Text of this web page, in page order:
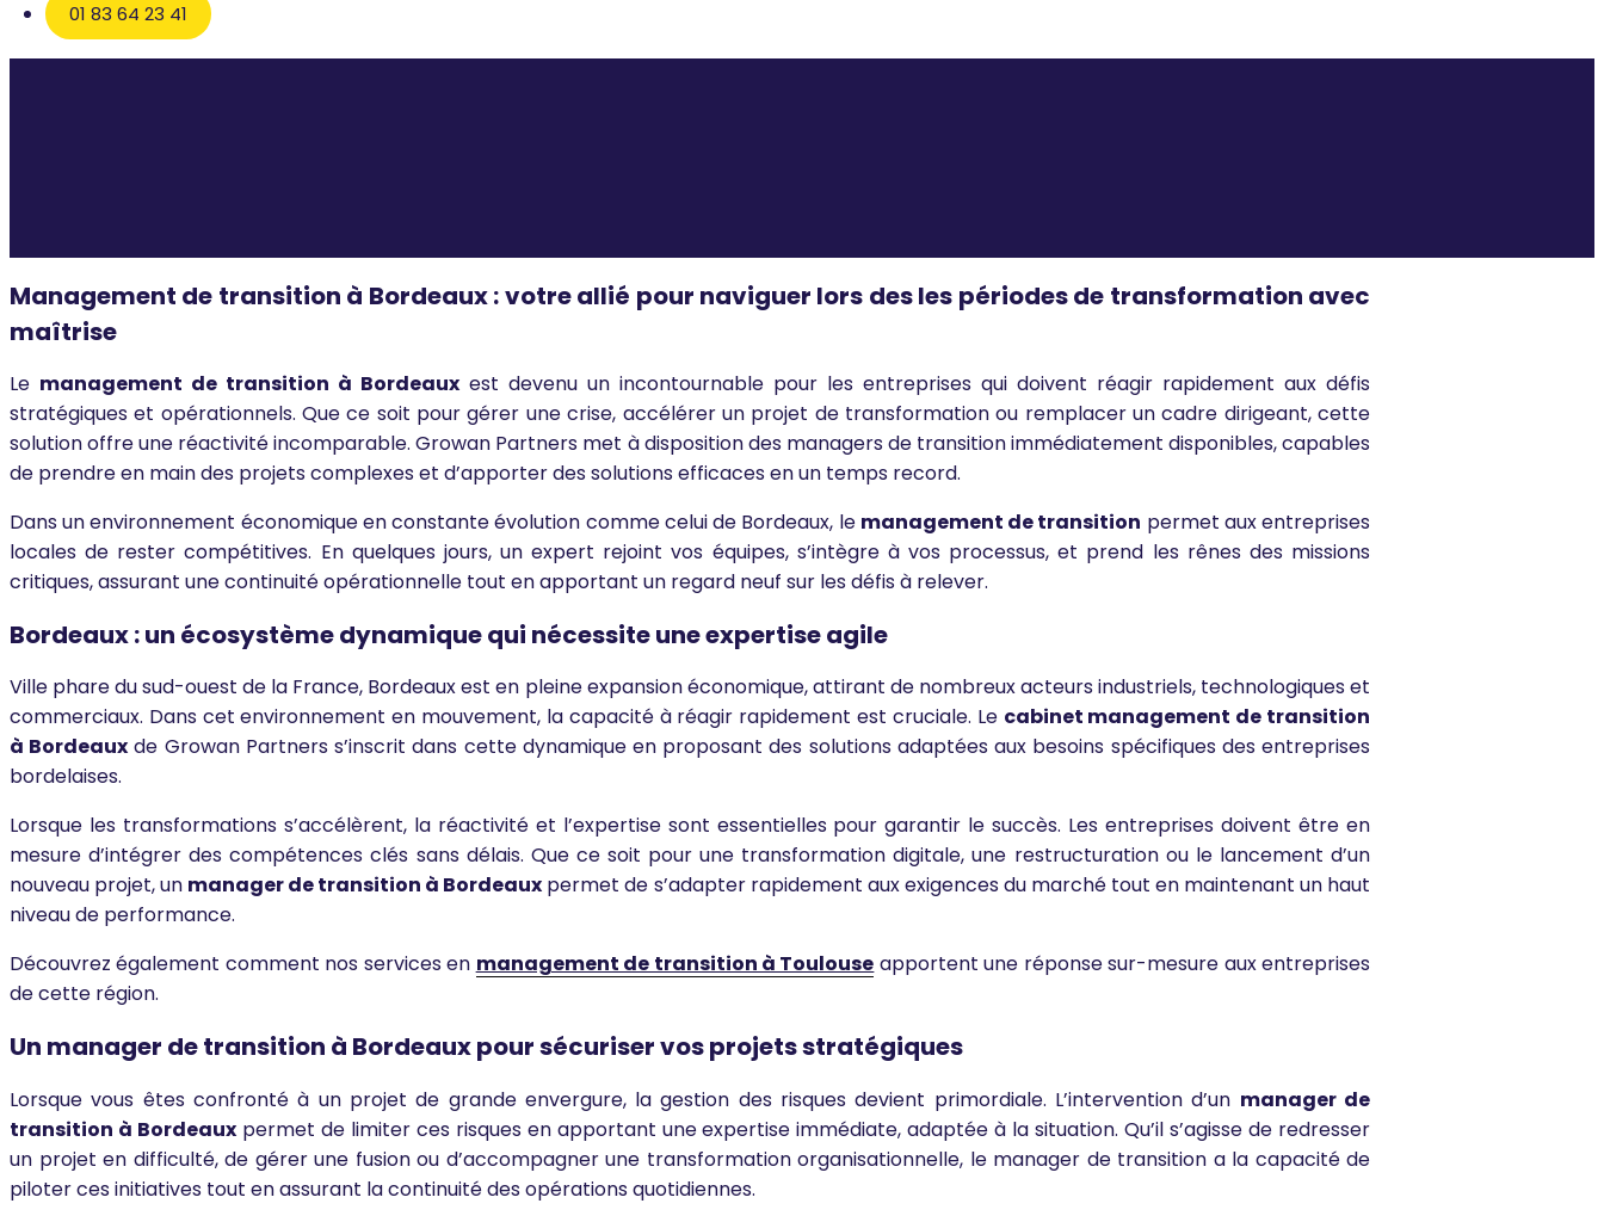
01 83 64 23 41
Management de transition à Bordeaux : votre allié pour naviguer lors des les périodes de transformation avec
maîtrise
Le management de transition à Bordeaux est devenu un incontournable pour les entreprises qui doivent réagir rapidement aux défis
stratégiques et opérationnels. Que ce soit pour gérer une crise, accélérer un projet de transformation ou remplacer un cadre dirigeant, cette
solution offre une réactivité incomparable. Growan Partners met à disposition des managers de transition immédiatement disponibles, capables
de prendre en main des projets complexes et d’apporter des solutions efficaces en un temps record.
Dans un environnement économique en constante évolution comme celui de Bordeaux, le management de transition permet aux entreprises
locales de rester compétitives. En quelques jours, un expert rejoint vos équipes, s’intègre à vos processus, et prend les rênes des missions
critiques, assurant une continuité opérationnelle tout en apportant un regard neuf sur les défis à relever.
Bordeaux : un écosystème dynamique qui nécessite une expertise agile
Ville phare du sud-ouest de la France, Bordeaux est en pleine expansion économique, attirant de nombreux acteurs industriels, technologiques et
commerciaux. Dans cet environnement en mouvement, la capacité à réagir rapidement est cruciale. Le cabinet management de transition
à Bordeaux de Growan Partners s’inscrit dans cette dynamique en proposant des solutions adaptées aux besoins spécifiques des entreprises
bordelaises.
Lorsque les transformations s’accélèrent, la réactivité et l’expertise sont essentielles pour garantir le succès. Les entreprises doivent être en
mesure d’intégrer des compétences clés sans délais. Que ce soit pour une transformation digitale, une restructuration ou le lancement d’un
nouveau projet, un manager de transition à Bordeaux permet de s’adapter rapidement aux exigences du marché tout en maintenant un haut
niveau de performance.
Découvrez également comment nos services en management de transition à Toulouse apportent une réponse sur-mesure aux entreprises
de cette région.
Un manager de transition à Bordeaux pour sécuriser vos projets stratégiques
Lorsque vous êtes confronté à un projet de grande envergure, la gestion des risques devient primordiale. L’intervention d’un manager de
transition à Bordeauxpermet de limiter ces risques en apportant une expertise immédiate, adaptée à la situation. Qu’il s’agisse de redresser
un projet en difficulté, de gérer une fusion ou d’accompagner une transformation organisationnelle, le manager de transition a la capacité de
piloter ces initiatives tout en assurant la continuité des opérations quotidiennes.